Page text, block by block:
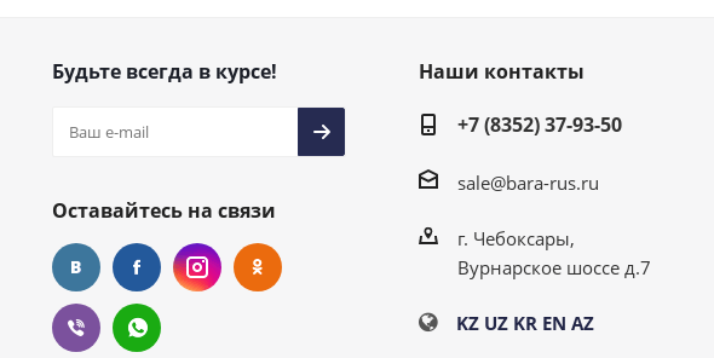
Будьте всегда в курсе!
Оставайтесь на связи
Наши контакты
+7 (8352) 37-93-50
sale@bara-rus.ru
г. Чебоксары,
Вурнарское шоссе д.7
KZ UZ KR EN AZ